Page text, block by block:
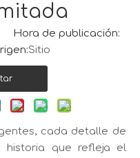
de publicación:
Sitio
cada detalle de
historia que refleja el